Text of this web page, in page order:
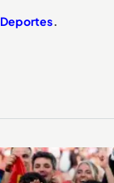
Deportes.